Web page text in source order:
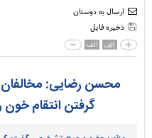
ارسال به دوستان
ذخیره فایل
الف الف
محسن رضایی: مخالفان
گرفتن انتقام